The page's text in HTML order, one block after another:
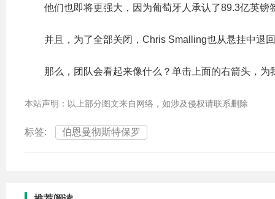
他们也即将更强大，因为葡萄牙人承认了89.3亿英
并且，为了全部关闭，Chris Smalling也从悬挂中退
那么，团队会看起来像什么？单击上面的右箭头，为
本站声明：以上部分图文来自网络，如涉及侵权请联系删除
标签: 伯恩曼彻斯特保罗